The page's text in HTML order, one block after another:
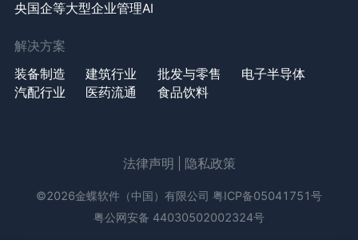
央国企等大型企业管理AI
解决方案
装备制造
建筑行业 批发与零售
电子半导体
汽配行业
医药流通 食品饮料
法律声明 隐私政策
©2026金蝶软件（中国）有限公司 粤ICP备05041751号
粤公网安备 44030502002324号